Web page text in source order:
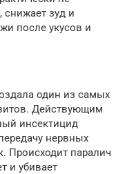
снижает зуд и
после укусов и
один из самых
Действующим
инсектицид
нервных
Происходит паралич
и убивает